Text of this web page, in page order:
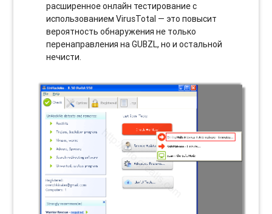
расширенное онлайн тестирование с
использованием VirusTotal — это повысит
вероятность обнаружения не только
перенаправления на GUBZL, но и остальной
нечисти.